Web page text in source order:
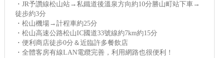
・JR予讚線松山站→私鐵道後溫泉方向約10分勝山町站下車→
徒步約3分
・松山機場→計程車約25分
・松山高速公路松山IC國道33號線約7km約15分
・便利商店徒步0分＆近臨許多餐飲店
・全體客房有線LAN電纜完善，利用網路也很便利！